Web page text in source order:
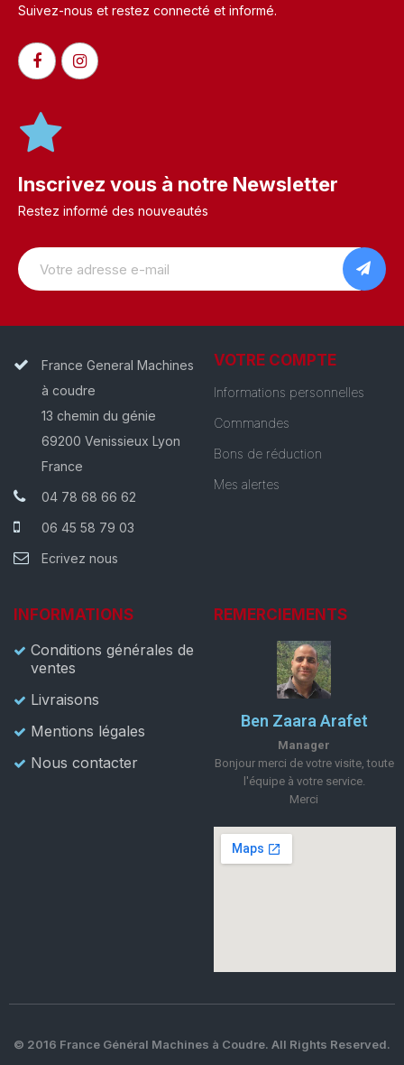
Suivez-nous et restez connecté et informé.​
Inscrivez vous à notre Newsletter
Restez informé des nouveautés
France General Machines
à coudre
13 chemin du génie
69200 Venissieux Lyon
France
04 78 68 66 62
06 45 58 79 03
Ecrivez nous
VOTRE COMPTE
Informations personnelles
Commandes
Bons de réduction
Mes alertes
INFORMATIONS
Conditions générales de
ventes
Livraisons
Mentions légales
Nous contacter
REMERCIEMENTS
Ben Zaara Arafet
Manager
Bonjour merci de votre visite, toute
l'équipe à votre service.
Merci
© 2016 France Général Machines à Coudre. All Rights Reserved.